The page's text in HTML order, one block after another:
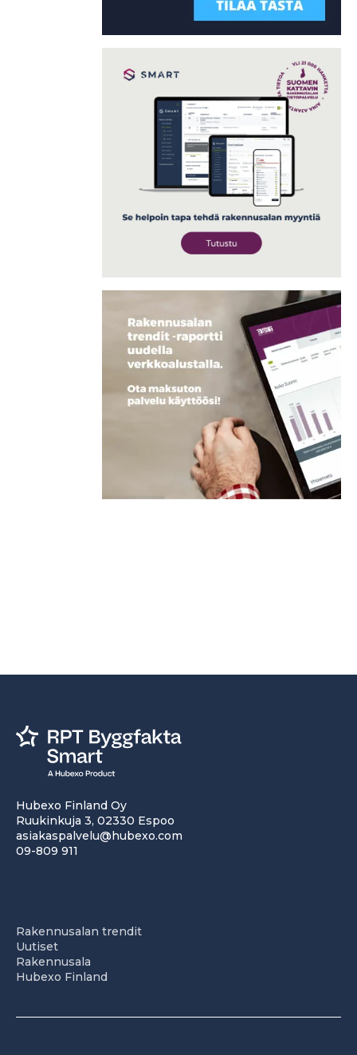
Hubexo Finland Oy
Ruukinkuja 3, 02330 Espoo
asiakaspalvelu@hubexo.com
09-809 911
Rakennusalan trendit
Uutiset
Rakennusala
Hubexo Finland